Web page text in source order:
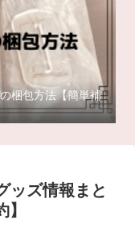
梱包方法【簡単補
ッズ情報まと